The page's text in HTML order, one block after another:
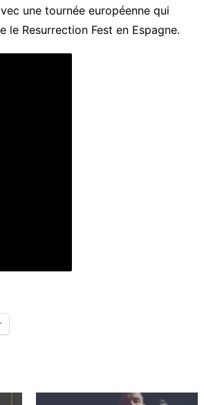
une tournée européenne qui
le Resurrection Fest en Espagne.